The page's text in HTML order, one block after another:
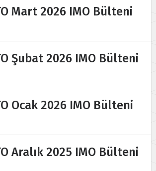
Mart 2026 IMO Bülteni
Şubat 2026 IMO Bülteni
Ocak 2026 IMO Bülteni
Aralık 2025 IMO Bülteni